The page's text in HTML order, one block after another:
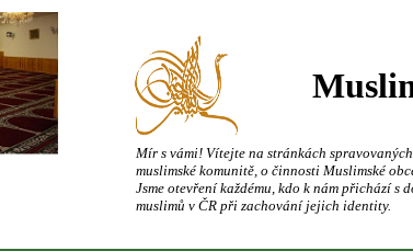
Mír s vámi! Vítejte na stránkách
muslimské komunitě, o činnosti Muslimské
Jsme otevření každému, kdo k nám přichází s
muslimů v ČR při zachování jejich identity.